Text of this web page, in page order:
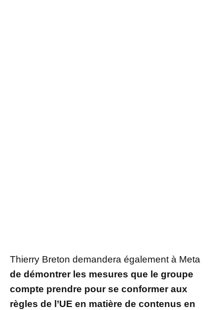
Thierry Breton demandera également à Meta
de démontrer les mesures que le groupe
compte prendre pour se conformer aux
règles de l’UE en matière de contenus en